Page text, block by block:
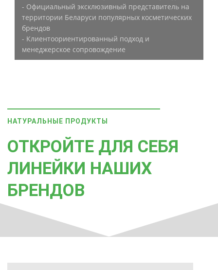
- Официальный эксклюзивный представитель на
территории Беларуси популярных косметических
брендов
- Клиентоориентированный подход и
менеджерское сопровождение
НАТУРАЛЬНЫЕ ПРОДУКТЫ
ОТКРОЙТЕ ДЛЯ СЕБЯ
ЛИНЕЙКИ НАШИХ
БРЕНДОВ